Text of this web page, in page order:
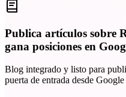
Publica artículos sobre
gana posiciones en
Blog integrado y listo para
puerta de entrada desde